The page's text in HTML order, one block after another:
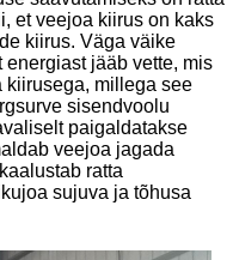
et veejoa kiirus on kaks
kiirus. Väga väike
jääb vette, mis
kiirusega, millega see
sisendvoolu
paigaldatakse
veejoa jagada
ratta
sujuva ja tõhusa